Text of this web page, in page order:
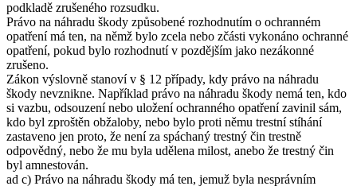
podkladě zrušeného rozsudku.
Právo na náhradu škody způsobené rozhodnutím o ochranném
opatření má ten, na němž bylo zcela nebo zčásti vykonáno ochranné
opatření, pokud bylo rozhodnutí v pozdějším jako nezákonné
zrušeno.
Zákon výslovně stanoví v § 12 případy, kdy právo na náhradu
škody nevznikne. Například právo na náhradu škody nemá ten, kdo
si vazbu, odsouzení nebo uložení ochranného opatření zavinil sám,
kdo byl zproštěn obžaloby, nebo bylo proti němu trestní stíhání
zastaveno jen proto, že není za spáchaný trestný čin trestně
odpovědný, nebo že mu byla udělena milost, anebo že trestný čin
byl amnestován.
ad c) Právo na náhradu škody má ten, jemuž byla nesprávním